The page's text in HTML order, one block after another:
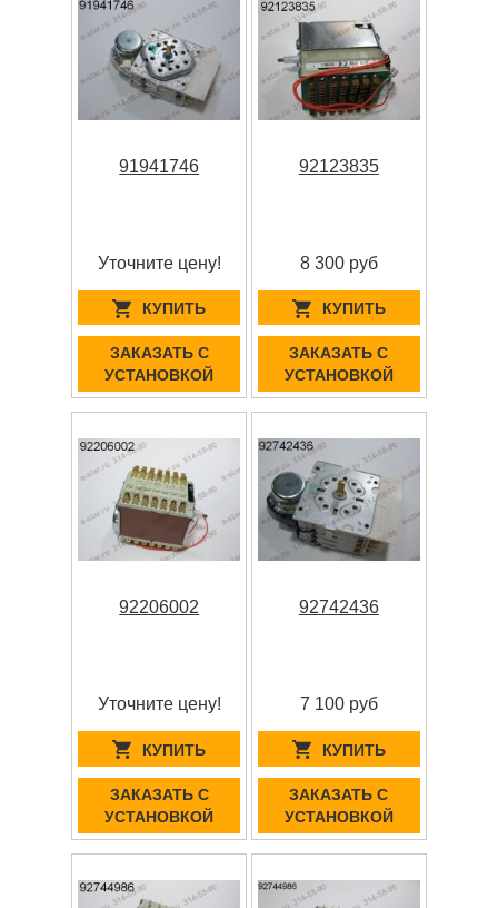
91941746
Уточните цену!
КУПИТЬ
ЗАКАЗАТЬ С
УСТАНОВКОЙ
92123835
8 300 руб
КУПИТЬ
ЗАКАЗАТЬ С
УСТАНОВКОЙ
92206002
Уточните цену!
КУПИТЬ
ЗАКАЗАТЬ С
УСТАНОВКОЙ
92742436
7 100 руб
КУПИТЬ
ЗАКАЗАТЬ С
УСТАНОВКОЙ